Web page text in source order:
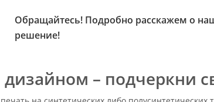
Обращайтесь! Подробно расскажем о
решение!
– подчеркни